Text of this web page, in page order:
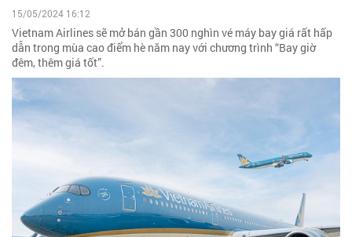
15/05/2024 16:12
Vietnam Airlines sẽ mở bán gần 300 nghìn vé máy bay giá rất hấp
dẫn trong mùa cao điểm hè năm nay với chương trình “Bay giờ
đêm, thêm giá tốt”.